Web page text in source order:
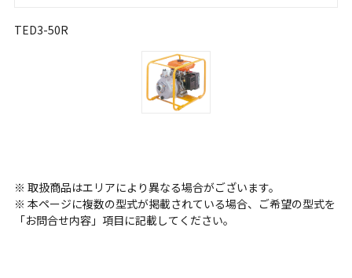
TED3-50R
※ 取扱商品はエリアにより異なる場合がございます。
※ 本ページに複数の型式が掲載されている場合、ご希望の型式を
「お問合せ内容」項目に記載してください。